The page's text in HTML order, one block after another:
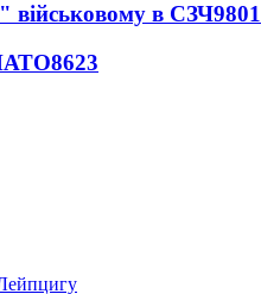
в СЗЧ9801
8623